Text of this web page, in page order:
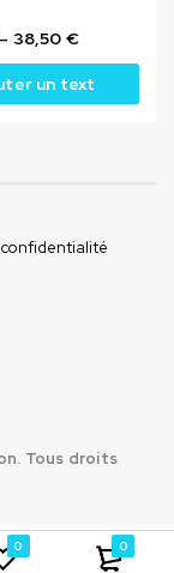
38,50 €
un text
Tous droits
0 0